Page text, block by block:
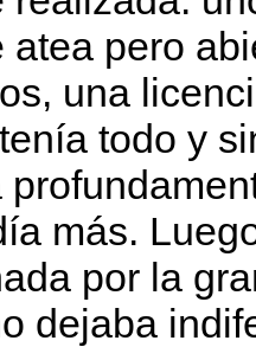
atea pero
una
todo y
más.
por la
dejaba